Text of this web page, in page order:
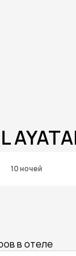
10 ночей
в отеле